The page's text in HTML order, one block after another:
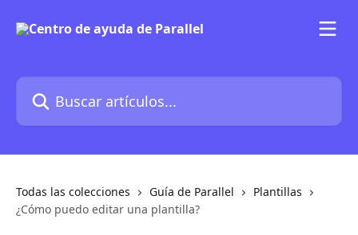
Buscar artículos...
Todas las colecciones Guía de Parallel
Plantillas
¿Cómo puedo editar una plantilla?